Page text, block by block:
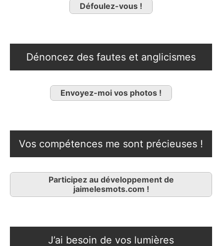
Défoulez-vous !
Dénoncez des fautes et anglicismes
Envoyez-moi vos photos !
Vos compétences me sont précieuses !
Participez au développement de
jaimelesmots.com !
J’ai besoin de vos lumières